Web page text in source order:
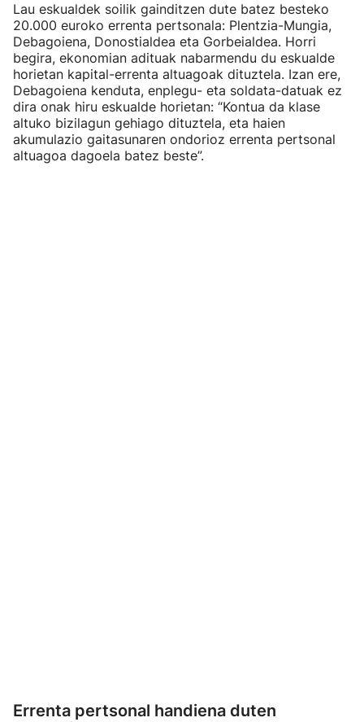
Lau eskualdek soilik gainditzen dute batez besteko
20.000 euroko errenta pertsonala: Plentzia-Mungia,
Debagoiena, Donostialdea eta Gorbeialdea. Horri
begira, ekonomian adituak nabarmendu du eskualde
horietan kapital-errenta altuagoak dituztela. Izan ere,
Debagoiena kenduta, enplegu- eta soldata-datuak ez
dira onak hiru eskualde horietan: “Kontua da klase
altuko bizilagun gehiago dituztela, eta haien
akumulazio gaitasunaren ondorioz errenta pertsonal
altuagoa dagoela batez beste”.
Errenta pertsonal handiena duten